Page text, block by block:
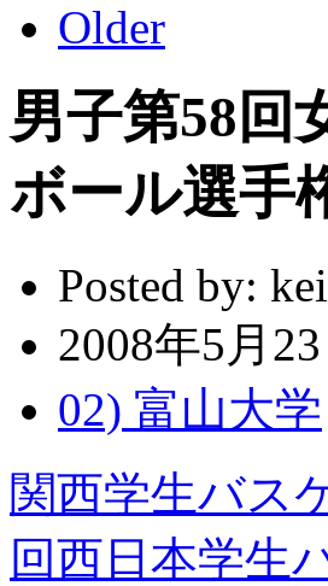
Older
男子第58回
ボール選手
Posted by: kei
2008年5月
02) 富山大学
関西学生バス
回西日本学生